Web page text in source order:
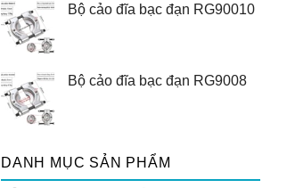
Bộ cảo đĩa bạc đạn RG90010
Bộ cảo đĩa bạc đạn RG9008
DANH MỤC SẢN PHẨM